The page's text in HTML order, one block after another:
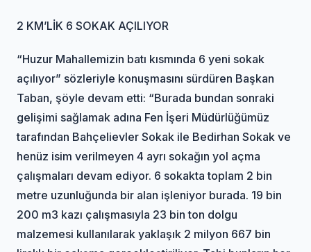
2 KM’LİK 6 SOKAK AÇILIYOR
“Huzur Mahallemizin batı kısmında 6 yeni sokak
açılıyor” sözleriyle konuşmasını sürdüren Başkan
Taban, şöyle devam etti: “Burada bundan sonraki
gelişimi sağlamak adına Fen İşeri Müdürlüğümüz
tarafından Bahçelievler Sokak ile Bedirhan Sokak ve
henüz isim verilmeyen 4 ayrı sokağın yol açma
çalışmaları devam ediyor. 6 sokakta toplam 2 bin
metre uzunluğunda bir alan işleniyor burada. 19 bin
200 m3 kazı çalışmasıyla 23 bin ton dolgu
malzemesi kullanılarak yaklaşık 2 milyon 667 bin